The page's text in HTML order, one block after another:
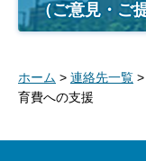
（ご意見・ご
ホーム > 連絡先一覧 >
育費への支援